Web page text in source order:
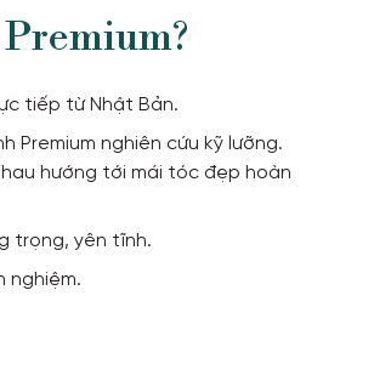
tiếp từ Nhật Bản.
Premium nghiên cứu kỹ lưỡng.
hướng tới mái tóc đẹp hoàn
trọng, yên tĩnh.
nghiệm.